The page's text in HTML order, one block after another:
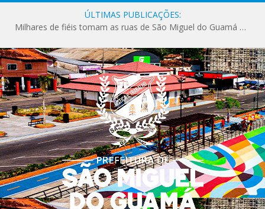
ÚLTIMAS PUBLICAÇÕES:
Milhares de fiéis tomam as ruas de São Miguel do Guamá em uma grande celebração de fé na Marcha para Jesus 2026.